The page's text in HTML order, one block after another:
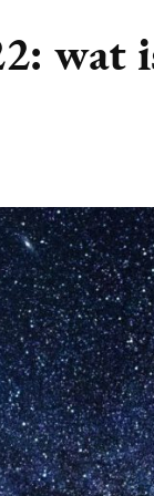
(BULLET)
wat